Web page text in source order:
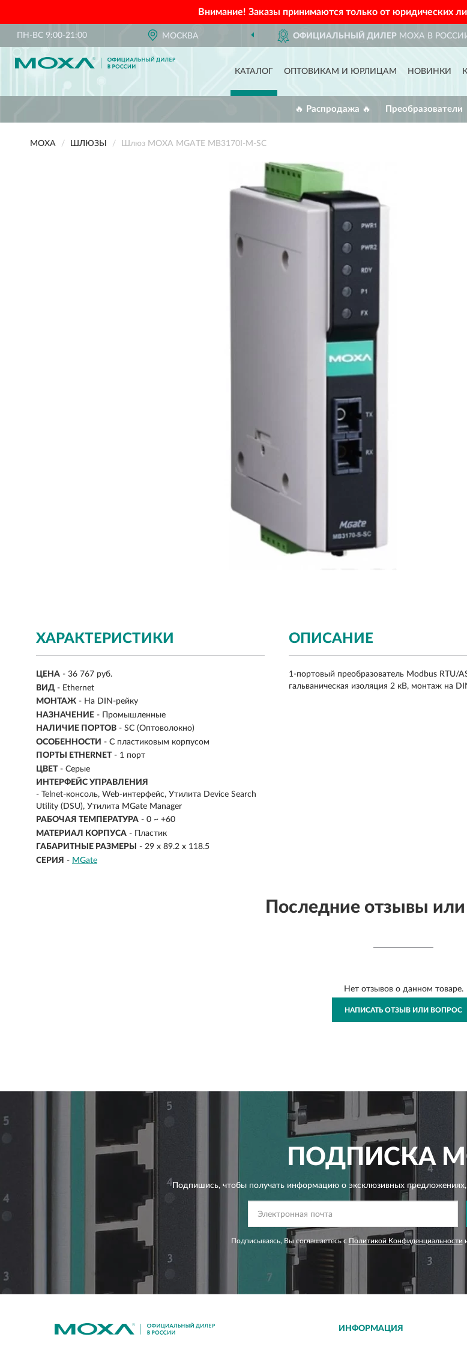
Внимание! Заказы принимаются только от юридических
ПН-ВС 9:00-21:00 МОСКВА
ОФИЦИАЛЬНЫЙ ДИЛЕР MOXA В РОССИИ
КАТАЛОГ ОПТОВИКАМ И ЮРЛИЦАМ НОВИНКИ
🔥 Распродажа 🔥 Преобразователи
MOXA ШЛЮЗЫ Шлюз MOXA MGATE MB3170I-M-SC
ХАРАКТЕРИСТИКИ
ЦЕНА - 36 767 руб.
ВИД - Ethernet
МОНТАЖ - На DIN-рейку
НАЗНАЧЕНИЕ - Промышленные
НАЛИЧИЕ ПОРТОВ - SC (Оптоволокно)
ОСОБЕННОСТИ - С пластиковым корпусом
ПОРТЫ ETHERNET - 1 порт
ЦВЕТ - Серые
ИНТЕРФЕЙС УПРАВЛЕНИЯ
- Telnet-консоль, Web-интерфейс, Утилита Device Search
Utility (DSU), Утилита MGate Manager
РАБОЧАЯ ТЕМПЕРАТУРА - 0 ~ +60
МАТЕРИАЛ КОРПУСА - Пластик
ГАБАРИТНЫЕ РАЗМЕРЫ
- 29 x 89.2 x 118.5
СЕРИЯ - MGate
ОПИСАНИЕ
1-портовый преобразователь Modbus RTU/
гальваническая изоляция 2 кВ, монтаж на
Последние отзывы
Нет отзывов о данном товаре.
НАПИСАТЬ ОТЗЫВ ИЛИ ВОПРОС
ПОДПИСКА
Подпишись, чтобы получать информацию о эксклюзивных предложениях,
Подписываясь, Вы соглашаетесь с Политикой Конфиденциальности
ИНФОРМАЦИЯ